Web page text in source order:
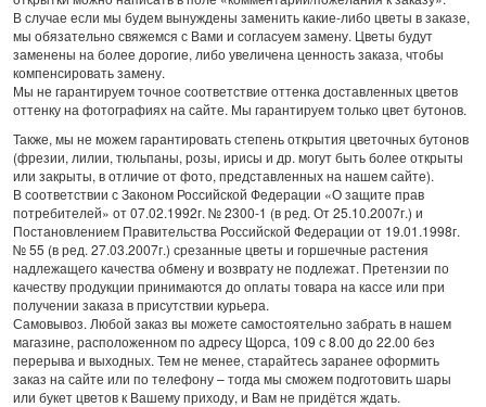
В случае если мы будем вынуждены заменить какие-либо цветы в заказе,
мы обязательно свяжемся с Вами и согласуем замену. Цветы будут
заменены на более дорогие, либо увеличена ценность заказа, чтобы
компенсировать замену.
Мы не гарантируем точное соответствие оттенка доставленных цветов
оттенку на фотографиях на сайте. Мы гарантируем только цвет бутонов.
Также, мы не можем гарантировать степень открытия цветочных бутонов
(фрезии, лилии, тюльпаны, розы, ирисы и др. могут быть более открыты
или закрыты, в отличие от фото, представленных на нашем сайте).
В соответствии с Законом Российской Федерации «О защите прав
потребителей» от 07.02.1992г. № 2300-1 (в ред. От 25.10.2007г.) и
Постановлением Правительства Российской Федерации от 19.01.1998г.
№ 55 (в ред. 27.03.2007г.) срезанные цветы и горшечные растения
надлежащего качества обмену и возврату не подлежат. Претензии по
качеству продукции принимаются до оплаты товара на кассе или при
получении заказа в присутствии курьера.
Самовывоз. Любой заказ вы можете самостоятельно забрать в нашем
магазине, расположенном по адресу Щорса, 109 с 8.00 до 22.00 без
перерыва и выходных. Тем не менее, старайтесь заранее оформить
заказ на сайте или по телефону – тогда мы сможем подготовить шары
или букет цветов к Вашему приходу, и Вам не придётся ждать.